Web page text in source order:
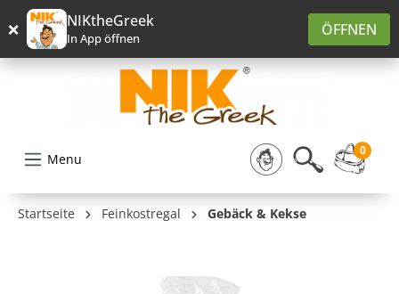
springen
× NIKtheGreek
In App öffnen ÖFFNEN
Menu
0
Startseite Feinkostregal Gebäck & Kekse
Bildergalerie überspringen